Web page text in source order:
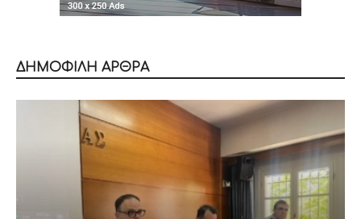
ΔΗΜΟΦΙΛΗ ΑΡΘΡΑ